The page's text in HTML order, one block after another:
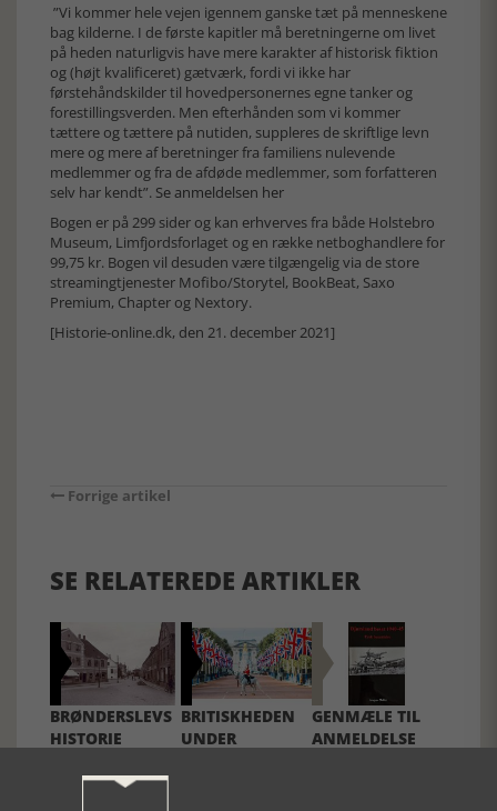
”Vi kommer hele vejen igennem ganske tæt på menneskene
bag kilderne. I de første kapitler må beretningerne om livet
på heden naturligvis have mere karakter af historisk fiktion
og (højt kvalificeret) gætværk, fordi vi ikke har
førstehåndskilder til hovedpersonernes egne tanker og
forestillingsverden. Men efterhånden som vi kommer
tættere og tættere på nutiden, suppleres de skriftlige levn
mere og mere af beretninger fra familiens nulevende
medlemmer og fra de afdøde medlemmer, som forfatteren
selv har kendt”. Se anmeldelsen her
Bogen er på 299 sider og kan erhverves fra både Holstebro
Museum, Limfjordsforlaget og en række netboghandlere for
99,75 kr. Bogen vil desuden være tilgængelig via de store
streamingtjenester Mofibo/Storytel, BookBeat, Saxo
Premium, Chapter og Nextory.
[Historie-online.dk, den 21. december 2021]
Forrige artikel
SE RELATEREDE ARTIKLER
BRØNDERSLEVS
HISTORIE
BRITISKHEDEN
UNDER
GENMÆLE TIL
ANMELDELSE